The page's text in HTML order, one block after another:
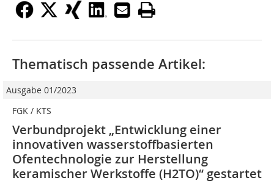
Thematisch passende Artikel:
Ausgabe 01/2023
FGK / KTS
Verbundprojekt „Entwicklung einer
innovativen wasserstoffbasierten
Ofentechnologie zur Herstellung
keramischer Werkstoffe (H2TO)“ gestartet